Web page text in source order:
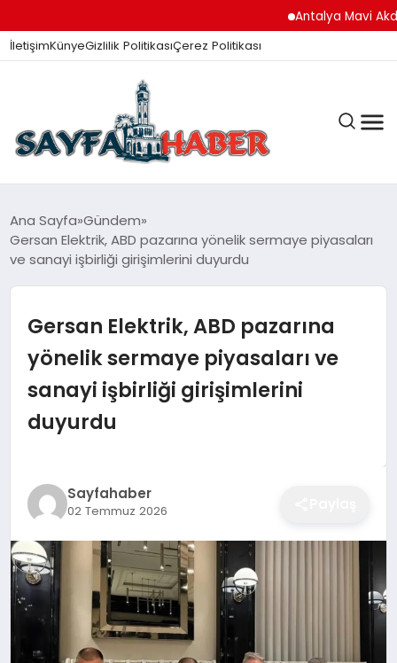
Antalya Mavi Akdeniz
İletişimKünyeGizlilik PolitikasıÇerez Politikası
ANA SAYFA
GÜNDEM
İZMIR HABERLERI
EĞITIM
EKONOMI
SAĞLIK
SPOR
Ana Sayfa Gündem
Gersan Elektrik, ABD pazarına yönelik sermaye piyasaları
ve sanayi işbirliği girişimlerini duyurdu
Gersan Elektrik, ABD pazarına
yönelik sermaye piyasaları ve
sanayi işbirliği girişimlerini
duyurdu
Sayfahaber
02 Temmuz 2026